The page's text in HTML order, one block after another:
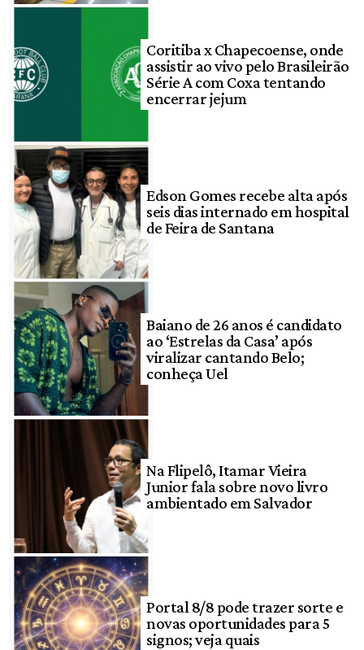
Coritiba x Chapecoense, onde
assistir ao vivo pelo Brasileirão
Série A com Coxa tentando
encerrar jejum
Edson Gomes recebe alta após
seis dias internado em hospital
de Feira de Santana
Baiano de 26 anos é candidato
ao ‘Estrelas da Casa’ após
viralizar cantando Belo;
conheça Uel
Na Flipelô, Itamar Vieira
Junior fala sobre novo livro
ambientado em Salvador
Portal 8/8 pode trazer sorte e
novas oportunidades para 5
signos; veja quais